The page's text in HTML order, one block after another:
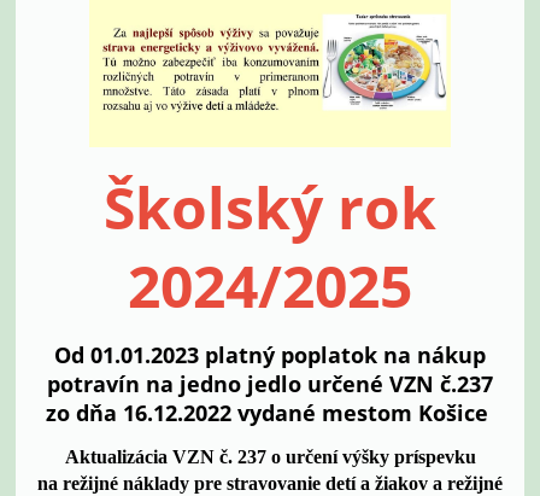
Školský rok
2024/2025
Od 01.01.2023 platný poplatok na nákup
potravín na jedno jedlo určené VZN č.237
zo dňa 16.12.2022 vydané mestom Košice
Aktualizácia VZN č. 237 o určení výšky príspevku
na režijné náklady pre stravovanie detí a žiakov a režijné